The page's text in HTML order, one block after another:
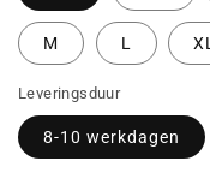
M L XL
Leveringsduur
8-10 werkdagen